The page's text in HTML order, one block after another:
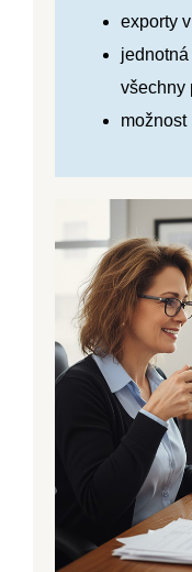
exporty
všechny